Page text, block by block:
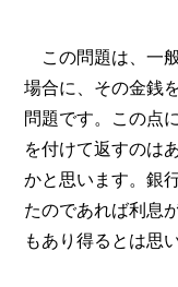
この問題は、一
場合に、その金銭
問題です。この点
を付けて返すのは
かと思います。銀
たのであれば利息
もあり得るとは思